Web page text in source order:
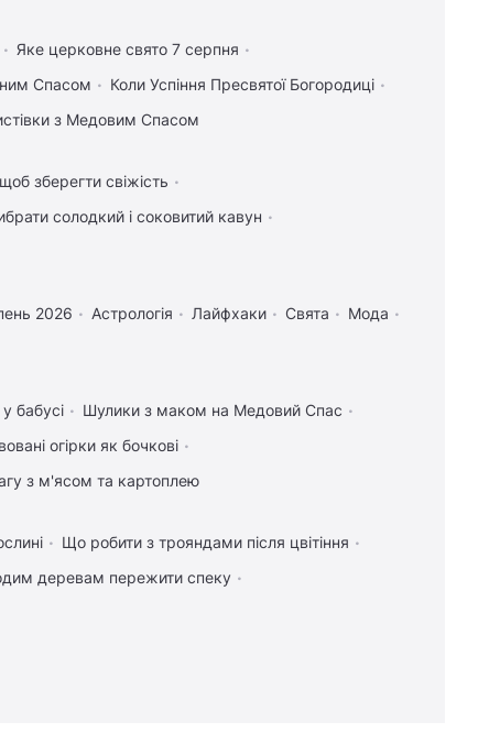
Яке церковне свято 7 серпня
Спасом
Коли Успіння Пресвятої Богородиці
з Медовим Спасом
зберегти свіжість
солодкий і соковитий кавун
2026 Астрологія Лайфхаки Свята
Мода
бабусі
Шулики з маком на Медовий Спас
огірки як бочкові
з м'ясом та картоплею
Що робити з трояндами після цвітіння
деревам пережити спеку